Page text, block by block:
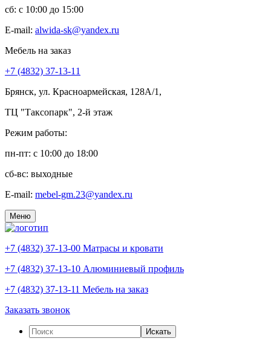
сб: c 10:00 до 15:00
E-mail: alwida-sk@yandex.ru
Мебель на заказ
+7 (4832) 37-13-11
Брянск, ул. Красноармейская, 128А/1,
ТЦ "Таксопарк", 2-й этаж
Режим работы:
пн-пт: c 10:00 до 18:00
сб-вс: выходные
E-mail: mebel-gm.23@yandex.ru
Меню
+7 (4832) 37-13-00 Матрасы и кровати
+7 (4832) 37-13-10 Алюминиевый профиль
+7 (4832) 37-13-11 Мебель на заказ
Заказать звонок
Искать